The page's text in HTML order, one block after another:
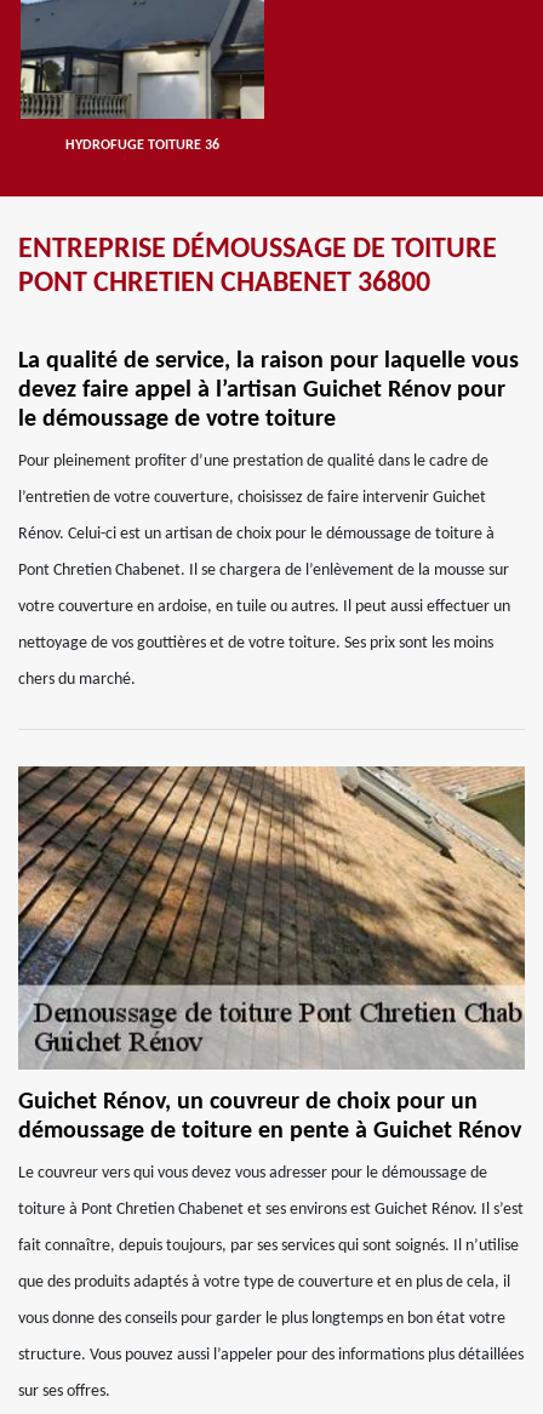
HYDROFUGE TOITURE 36
ENTREPRISE DÉMOUSSAGE DE TOITURE
PONT CHRETIEN CHABENET 36800
La qualité de service, la raison pour laquelle vous
devez faire appel à l’artisan Guichet Rénov pour
le démoussage de votre toiture
Pour pleinement profiter d’une prestation de qualité dans le cadre de
l’entretien de votre couverture, choisissez de faire intervenir Guichet
Rénov. Celui-ci est un artisan de choix pour le démoussage de toiture à
Pont Chretien Chabenet. Il se chargera de l’enlèvement de la mousse sur
votre couverture en ardoise, en tuile ou autres. Il peut aussi effectuer un
nettoyage de vos gouttières et de votre toiture. Ses prix sont les moins
chers du marché.
Guichet Rénov, un couvreur de choix pour un
démoussage de toiture en pente à Guichet Rénov
Le couvreur vers qui vous devez vous adresser pour le démoussage de
toiture à Pont Chretien Chabenet et ses environs est Guichet Rénov. Il s’est
fait connaître, depuis toujours, par ses services qui sont soignés. Il n’utilise
que des produits adaptés à votre type de couverture et en plus de cela, il
vous donne des conseils pour garder le plus longtemps en bon état votre
structure. Vous pouvez aussi l’appeler pour des informations plus détaillées
sur ses offres.